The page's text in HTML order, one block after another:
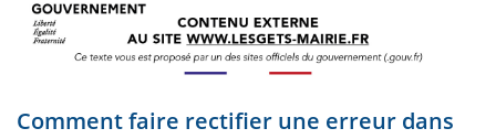
Comment faire rectifier une erreur dans